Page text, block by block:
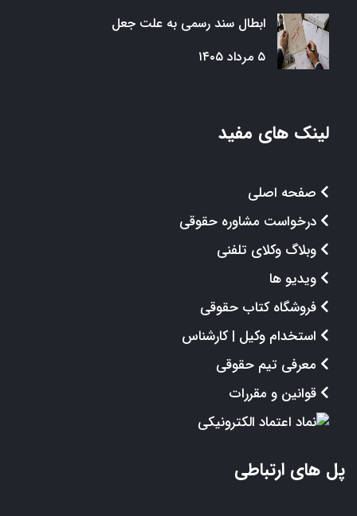
ابطال سند رسمی به علت جعل
۵ مرداد ۱۴۰۵
لینک های مفید
صفحه اصلی
درخواست مشاوره حقوقی
وبلاگ وکلای تلفنی
ویدیو ها
فروشگاه کتاب حقوقی
استخدام وکیل | کارشناس
معرفی تیم حقوقی
قوانین و مقررات
پل های ارتباطی